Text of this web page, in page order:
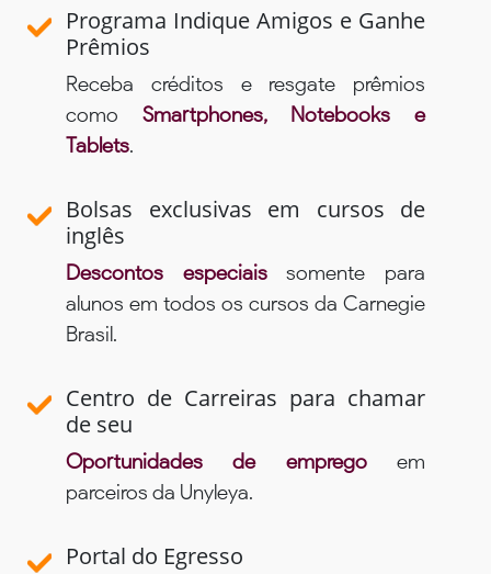
Programa Indique Amigos e Ganhe
Prêmios
Receba créditos e resgate prêmios
como Smartphones, Notebooks e
Tablets.
Bolsas exclusivas em cursos de
inglês
Descontos especiaissomente para
alunos em todos os cursos da Carnegie
Brasil.
Centro de Carreiras para chamar
de seu
Oportunidades de empregoem
parceiros da Unyleya.
Portal do Egresso